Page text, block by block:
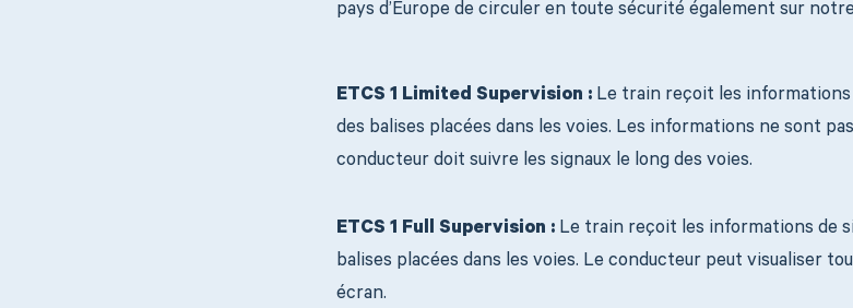
pays d’Europe de circuler en toute sécurité également sur
ETCS 1 Limited Supervision :Le train reçoit les informations
des balises placées dans les voies. Les informations ne sont
conducteur doit suivre les signaux le long des voies.
ETCS 1 Full Supervision :Le train reçoit les informations de
balises placées dans les voies. Le conducteur peut visualiser
écran.